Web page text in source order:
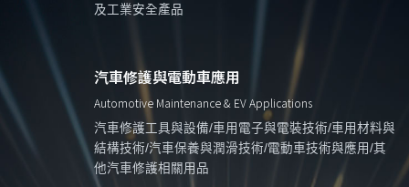
及工業安全產品
汽車修護與電動車應用
Automotive Maintenance & EV Applications
汽車修護工具與設備/車用電子與電裝技術/車用材料與
結構技術/汽車保養與潤滑技術/電動車技術與應用/其
他汽車修護相關用品